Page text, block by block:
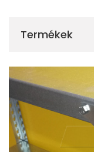
Termékek